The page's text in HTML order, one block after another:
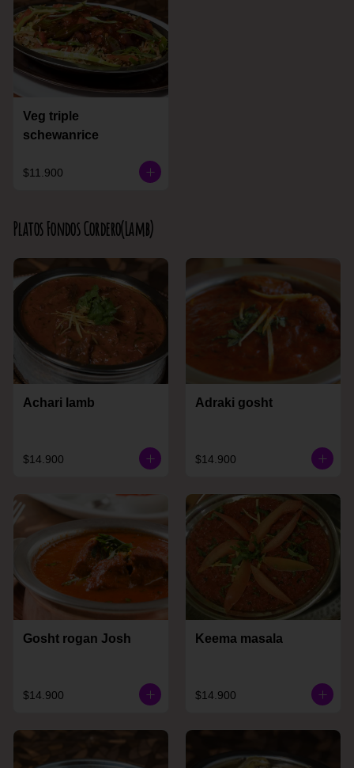
Veg triple
schewanrice
$11.900
Platos Fondos Cordero(Lamb)
Achari lamb
$14.900
Adraki gosht
$14.900
Gosht rogan Josh
$14.900
Keema masala
$14.900